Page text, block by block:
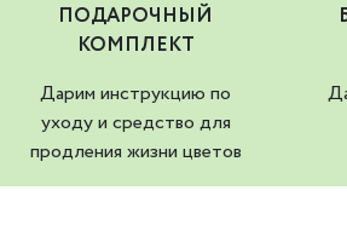
ПОДАРОЧНЫЙ
КОМПЛЕКТ
Дарим инструкцию по
уходу и средство для
продления жизни цветов